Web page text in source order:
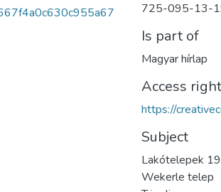
725-095-13-
Is part of
Magyar hírlap
Access
https://
Subject
Lakótelepek
Wekerle telep